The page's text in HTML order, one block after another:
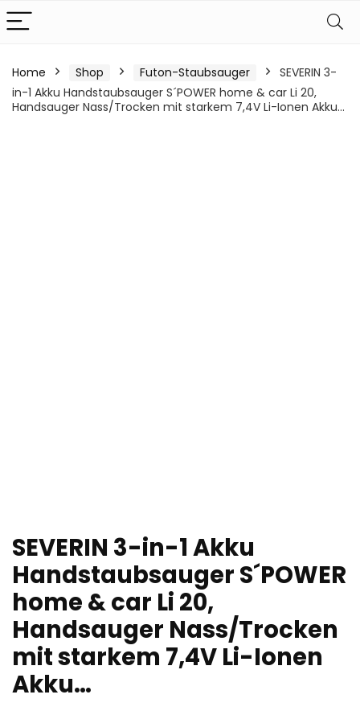
Home Shop Futon-Staubsauger
SEVERIN 3-
in-1 Akku Handstaubsauger S´POWER home & car Li 20,
Handsauger Nass/Trocken mit starkem 7,4V Li-Ionen Akku…
SEVERIN 3-in-1 Akku
Handstaubsauger S´POWER
home & car Li 20,
Handsauger Nass/Trocken
mit starkem 7,4V Li-Ionen
Akku…